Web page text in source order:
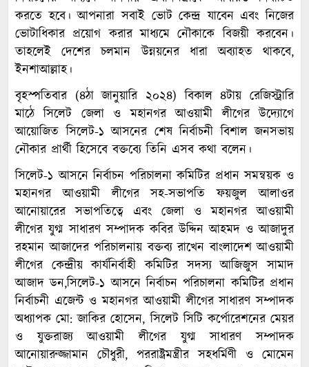
করতে হবে। আপনারা সবাই ভোট কেন্দ্র যাবেন এবং নিজের
ভোটাধিকার প্রয়োগ করার মাধ্যমে নৌকাকে বিজয়ী করবেন।
তাহলেই দেশের চলমান উন্নয়নের ধারা অব্যাহত থাকবে,
ইনশাআল্লাহ।
বৃহস্পতিবার (৪ঠা জানুয়ারি ২০২৪) বিকাল ৪টায় রেজিস্ট্রারি
মাঠে সিলেট জেলা ও মহানগর আওয়ামী লীগের উদ্যোগে
আয়োজিত সিলেট-১ আসনের শেষ নির্বাচনী বিশাল জনসভায়
নৌকার প্রার্থী হিসেবে বক্তব্যে তিনি এসব কথা বলেন।
সিলেট-১ আসনে নির্বাচন পরিচালনা কমিটির প্রধান সমন্বয়ক ও
মহানগর আওয়ামী লীগের সহ-সভাপতি ফয়জুল আলাওর
আনোয়ারের সভাপতিত্বে এবং জেলা ও মহানগর আওয়ামী
লীগের যুগ্ম সাধারণ সম্পাদক কবির উদ্দিন আহমদ ও আজাদুর
রহমান আজাদের পরিচালনায় বক্তব্য রাখেন বাংলাদেশ আওয়ামী
লীগের কেন্দ্রীয় কার্যনির্বাহী কমিটির সদস্য আজিজুস সামাদ
আজাদ ডন,সিলেট-১ আসনে নির্বাচন পরিচালনা কমিটির প্রধান
নির্বাচনী এজেন্ট ও মহানগর আওয়ামী লীগের সাধারণ সম্পাদক
অধ্যাপক মো: জাকির হোসেন, সিলেট সিটি কর্পোরেশনের মেয়র
ও যুক্তরাজ্য আওয়ামী লীগের যুগ্ম সাধারণ সম্পাদক
আনোয়ারুজ্জামান চৌধুরী, পররাষ্ট্রমন্ত্রীর সহধর্মিণী ও মোমেন